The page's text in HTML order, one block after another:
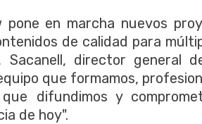
pone en marcha nuevos
de calidad para
Sacanell, director general
que formamos,
difundimos y
de hoy".